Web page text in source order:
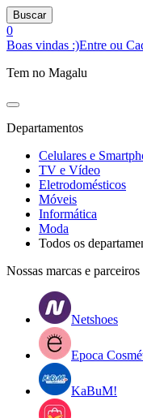
Buscar
0
Boas vindas :)Entre ou
Tem no Magalu
Departamentos
Celulares e
TV e Vídeo
Eletrodomésticos
Móveis
Informática
Moda
Todos os
Nossas marcas e parceiros
Netshoes
Epoca
KaBuM!